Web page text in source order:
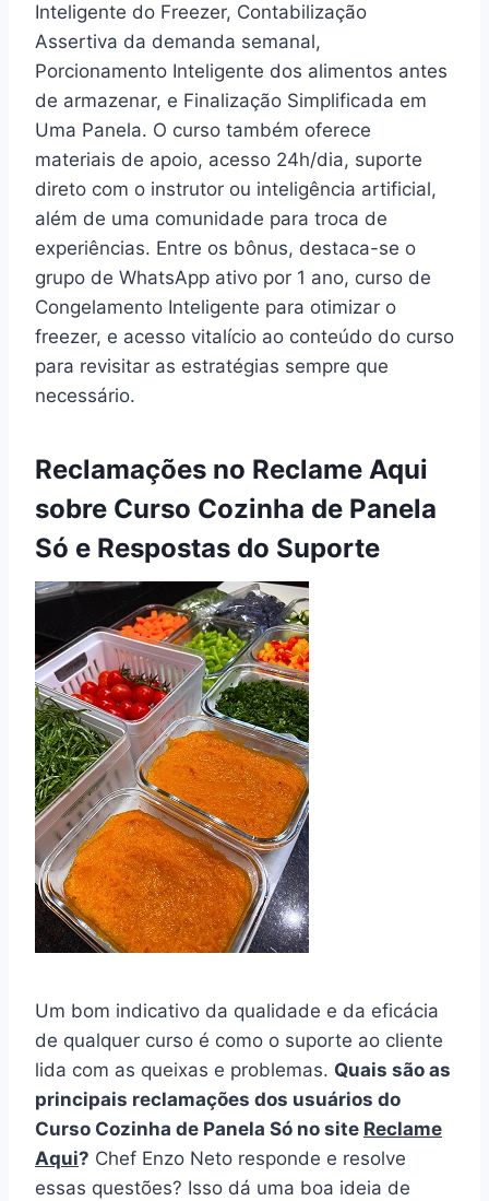
Inteligente do Freezer, Contabilização
Assertiva da demanda semanal,
Porcionamento Inteligente dos alimentos antes
de armazenar, e Finalização Simplificada em
Uma Panela. O curso também oferece
materiais de apoio, acesso 24h/dia, suporte
direto com o instrutor ou inteligência artificial,
além de uma comunidade para troca de
experiências. Entre os bônus, destaca-se o
grupo de WhatsApp ativo por 1 ano, curso de
Congelamento Inteligente para otimizar o
freezer, e acesso vitalício ao conteúdo do curso
para revisitar as estratégias sempre que
necessário.
Reclamações no Reclame Aqui
sobre Curso Cozinha de Panela
Só e Respostas do Suporte
Um bom indicativo da qualidade e da eficácia
de qualquer curso é como o suporte ao cliente
lida com as queixas e problemas. Quais são as
principais reclamações dos usuários do
Curso Cozinha de Panela Só no site Reclame
Aqui? Chef Enzo Neto responde e resolve
essas questões? Isso dá uma boa ideia de